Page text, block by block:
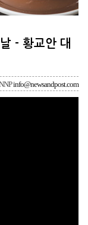
- 황교안 대
info@newsandpost.com